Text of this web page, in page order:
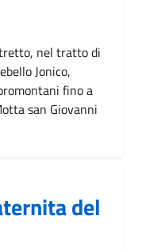
nel tratto di
Jonico,
fino a
san Giovanni
del